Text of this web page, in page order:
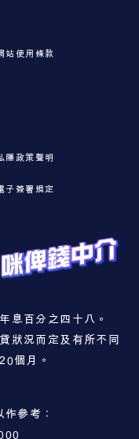
站使用條款
隱政策聲明
子簽署規定
息百分之四十八。
狀況而定及有所不同
個月。
參考：